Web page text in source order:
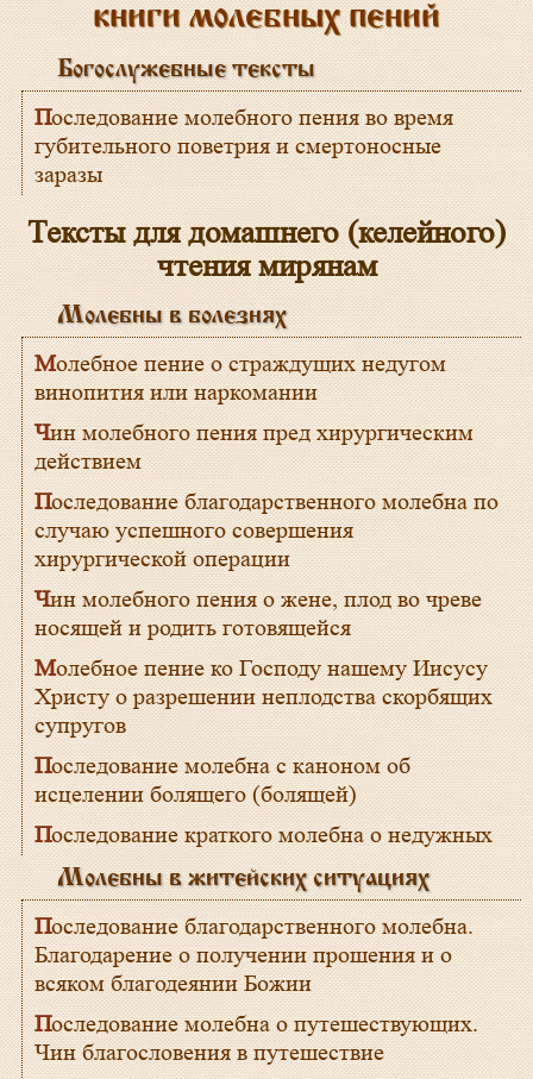
книги молебных пений
Богослужебные тексты
Последование молебного пения во время
губительного поветрия и смертоносные
заразы
Тексты для домашнего (келейного)
чтения мирянам
Молебны в болезнях
Молебное пение о страждущих недугом
винопития или наркомании
Чин молебного пения пред хирургическим
действием
Последование благодарственного молебна по
случаю успешного совершения
хирургической операции
Чин молебного пения о жене, плод во чреве
носящей и родить готовящейся
Молебное пение ко Господу нашему Иисусу
Христу о разрешении неплодства скорбящих
супругов
Последование молебна с каноном об
исцелении болящего (болящей)
Последование краткого молебна о недужных
Молебны в житейских ситуациях
Последование благодарственного молебна.
Благодарение о получении прошения и о
всяком благодеянии Божии
Последование молебна о путешествующих.
Чин благословения в путешествие